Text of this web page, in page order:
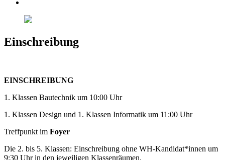
Einschreibung
EINSCHREIBUNG
1. Klassen Bautechnik um 10:00 Uhr
1. Klassen Design und 1. Klassen Informatik um 11:00 Uhr
Treffpunkt im Foyer
Die 2. bis 5. Klassen: Einschreibung ohne WH-Kandidat*innen um
9:30 Uhr in den jeweiligen Klassenräumen.